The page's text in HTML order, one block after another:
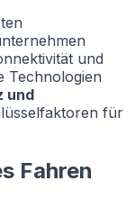
und
Technologien
und
für
Fahren